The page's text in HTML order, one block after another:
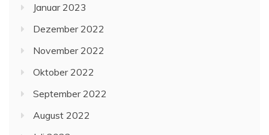
Januar 2023
Dezember 2022
November 2022
Oktober 2022
September 2022
August 2022